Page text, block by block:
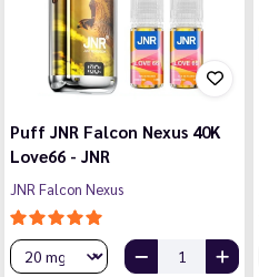
Puff JNR Falcon Nexus 40K
Love66 - JNR
JNR Falcon Nexus